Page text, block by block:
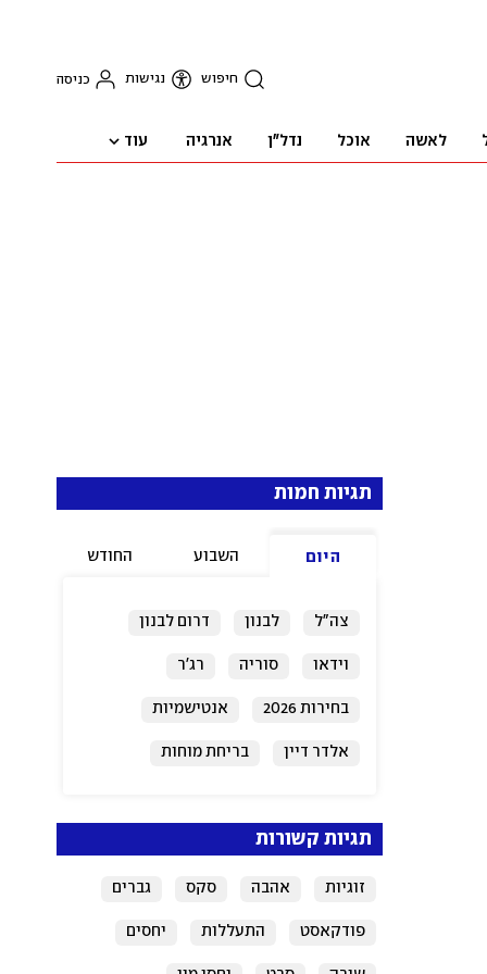
חיפוש נגישות כניסה
לאשה אוכל נדל"ן אנרגיה עוד
תגיות חמות
היום השבוע החודש
צה"ל לבנון דרום לבנון
וידאו סוריה רג'ר
בחירות 2026 אנטישמיות
אלדר דיין בריחת מוחות
תגיות קשורות
זוגיות אהבה סקס גברים
פודקאסט התעללות יחסים